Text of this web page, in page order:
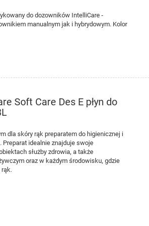
do dozowników IntelliCare -
manualnym jak i hybrydowym. Kolor
Soft Care Des E płyn do
dla skóry rąk preparatem do higienicznej i
idealnie znajduje swoje
służby zdrowia, a także
oraz w każdym środowisku, gdzie